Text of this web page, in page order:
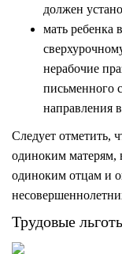
должен
мать ребенка
нерабочие
письменного
направления
Следует отметить,
одиноким матерям,
одиноким отцам и
Трудовые